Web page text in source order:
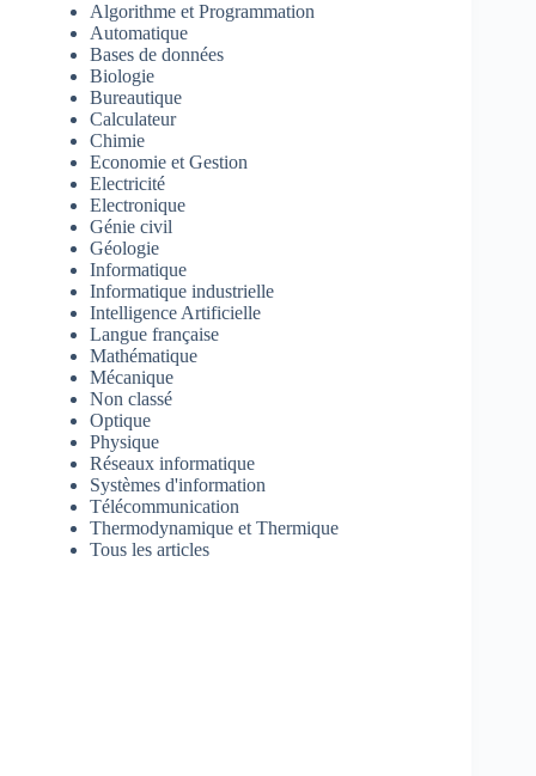
Algorithme et Programmation
Automatique
Bases de données
Biologie
Bureautique
Calculateur
Chimie
Economie et Gestion
Electricité
Electronique
Génie civil
Géologie
Informatique
Informatique industrielle
Intelligence Artificielle
Langue française
Mathématique
Mécanique
Non classé
Optique
Physique
Réseaux informatique
Systèmes d'information
Télécommunication
Thermodynamique et Thermique
Tous les articles